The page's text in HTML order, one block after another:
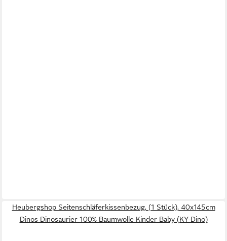
Heubergshop Seitenschläferkissenbezug, (1 Stück), 40x145cm
Dinos Dinosaurier 100% Baumwolle Kinder Baby (KY-Dino)